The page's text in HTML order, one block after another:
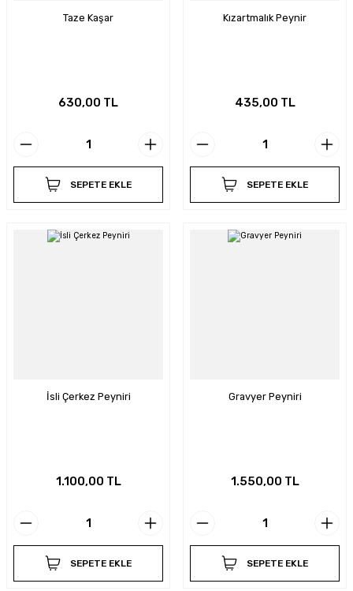
Taze Kaşar
630,00 TL
SEPETE EKLE
Kızartmalık Peynir
435,00 TL
SEPETE EKLE
İsli Çerkez Peyniri
1.100,00 TL
SEPETE EKLE
Gravyer Peyniri
1.550,00 TL
SEPETE EKLE